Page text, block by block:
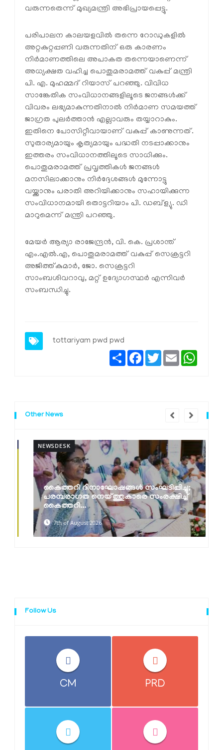
വരുന്നതെന്ന് മുഖ്യമന്ത്രി അഭിപ്രായപ്പെട്ടു.
പരിപാലന കാലയളവിൽ തന്നെ റോഡുകളിൽ
അറ്റകുറ്റപ്പണി വരുന്നതിന് ഒരു കാരണം
നിർമാണത്തിലെ അപാകത തന്നെയാണെന്ന്
അധ്യക്ഷത വഹിച്ച പൊതുമരാമത്ത് വകുപ്പ് മന്ത്രി
പി. എ. മുഹമ്മദ് റിയാസ് പറഞ്ഞു. വിവിധ
സാങ്കേതിക സംവിധാനങ്ങളിലൂടെ ജനങ്ങൾക്ക്
വിവരം ലഭ്യമാകുന്നതിനാൽ നിർമാണ സമയത്ത്
ജാഗ്രത പുലർത്താൻ എല്ലാവരും തയ്യാറാകും.
ഇതിനെ പോസിറ്റീവായാണ് വകുപ്പ് കാണുന്നത്.
സുതാര്യമായും കൃത്യമായും പദ്ധതി നടപ്പാക്കാനും
ഇത്തരം സംവിധാനത്തിലൂടെ സാധിക്കും.
പൊതുമരാമത്ത് പ്രവൃത്തികൾ ജനങ്ങൾ
മനസിലാക്കാനും നിർദ്ദേശങ്ങൾ മുന്നോട്ടു
വയ്ക്കാനും പരാതി അറിയിക്കാനും സഹായിക്കുന്ന
സംവിധാനമായി തൊട്ടറിയാം പി. ഡബ്ള്യു. ഡി
മാറുമെന്ന് മന്ത്രി പറഞ്ഞു.
മേയർ ആര്യാ രാജേന്ദ്രൻ, വി. കെ. പ്രശാന്ത്
എം.എൽ.എ, പൊതുമരാമത്ത് വകുപ്പ് സെക്രട്ടറി
അജിത്ത്കുമാർ, ജോ. സെക്രട്ടറി
സാംബശിവറാവു, മറ്റ് ഉദ്യോഗസ്ഥർ എന്നിവർ
സംബന്ധിച്ചു.
tottariyam pwd pwd
ShareFacebook
TwitterEmail
Other News
NEWSDESK
കൈത്തറി ദിനാഘോഷങ്ങൾ സംഘടിപ്പിച്ചു;
പരമ്പരാഗത നെയ്ത്തുകാരെ സംരക്ഷിച്ച്
കൈത്തറി...
7th of August 2026
Follow Us
CM PRD